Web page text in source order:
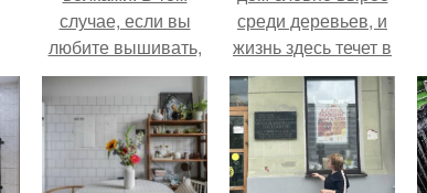
случае, если вы
любите вышивать,
то наверняка
задумывались о
том, что означает та
или иная вышитая
вами картина.
среди деревьев, и
жизнь здесь течет в
собственном ритме
- спокойно, без
спешки и лишнего
шума.